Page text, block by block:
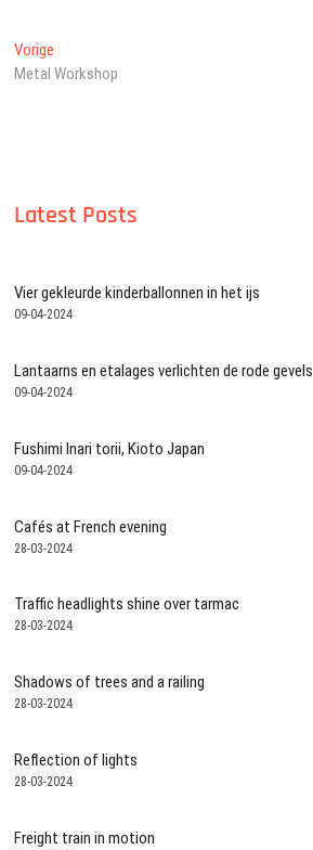
Bericht
navigatie
Vorige
bericht:
Metal Workshop
Latest Posts
Vier gekleurde kinderballonnen in het ijs
09-04-2024
Lantaarns en etalages verlichten de rode gevels
09-04-2024
Fushimi Inari torii, Kioto Japan
09-04-2024
Cafés at French evening
28-03-2024
Traffic headlights shine over tarmac
28-03-2024
Shadows of trees and a railing
28-03-2024
Reflection of lights
28-03-2024
Freight train in motion